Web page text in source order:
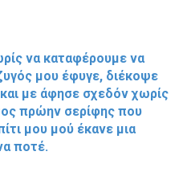
να καταφέρουμε να
μου έφυγε, διέκοψε
με άφησε σχεδόν χωρίς
πρώην σερίφης που
μου μού έκανε μια
ποτέ.